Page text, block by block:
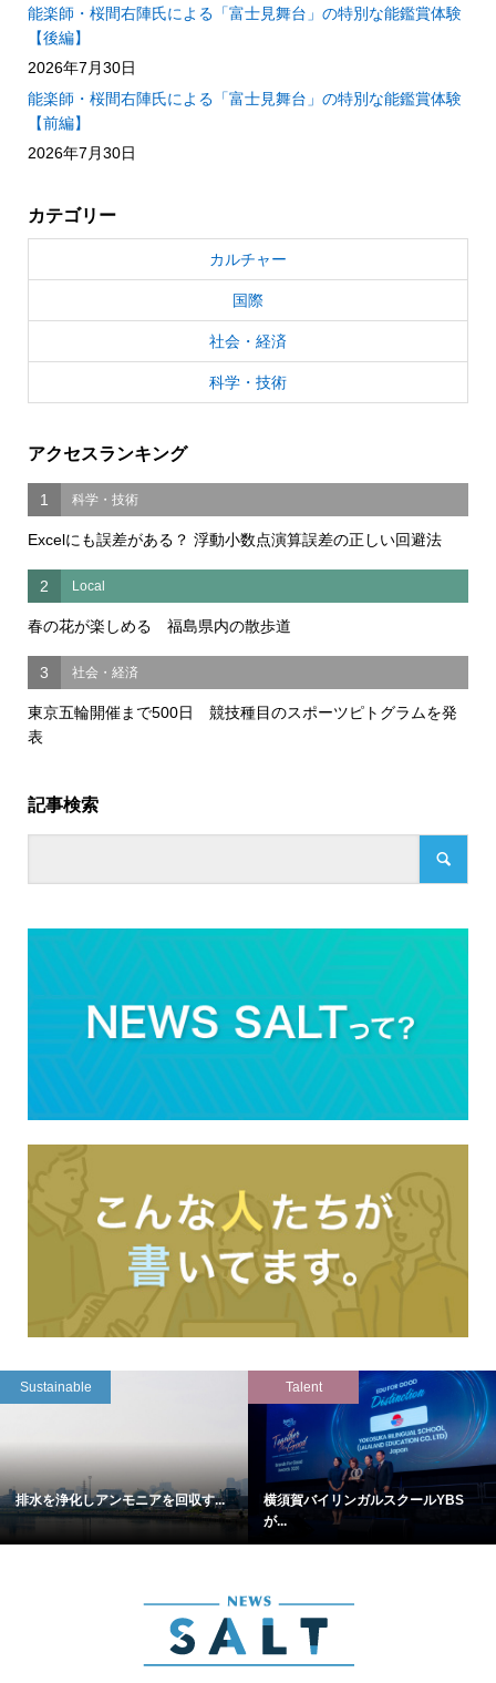
能楽師・桜間右陣氏による「富士見舞台」の特別な能鑑賞体験
【後編】
2026年7月30日
能楽師・桜間右陣氏による「富士見舞台」の特別な能鑑賞体験
【前編】
2026年7月30日
カテゴリー
カルチャー
国際
社会・経済
科学・技術
アクセスランキング
1 科学・技術
Excelにも誤差がある？ 浮動小数点演算誤差の正しい回避法
2 Local
春の花が楽しめる 福島県内の散歩道
3 社会・経済
東京五輪開催まで500日 競技種目のスポーツピトグラムを発
表
記事検索
Sustainable
排水を浄化しアンモニアを回収す...
Talent
横須賀バイリンガルスクールYBS
が...